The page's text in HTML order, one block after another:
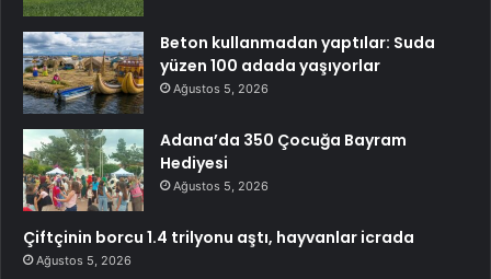
Beton kullanmadan yaptılar: Suda
yüzen 100 adada yaşıyorlar
Ağustos 5, 2026
Adana’da 350 Çocuğa Bayram
Hediyesi
Ağustos 5, 2026
Çiftçinin borcu 1.4 trilyonu aştı, hayvanlar icrada
Ağustos 5, 2026